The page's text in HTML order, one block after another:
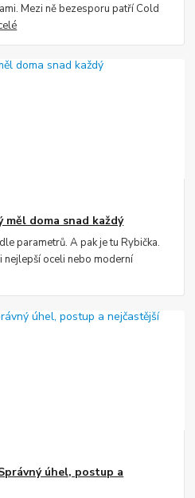
Mezi ně bezesporu patří Cold
měl doma snad každý
parametrů. A pak je tu Rybička.
nejlepší oceli nebo moderní
úhel, postup a